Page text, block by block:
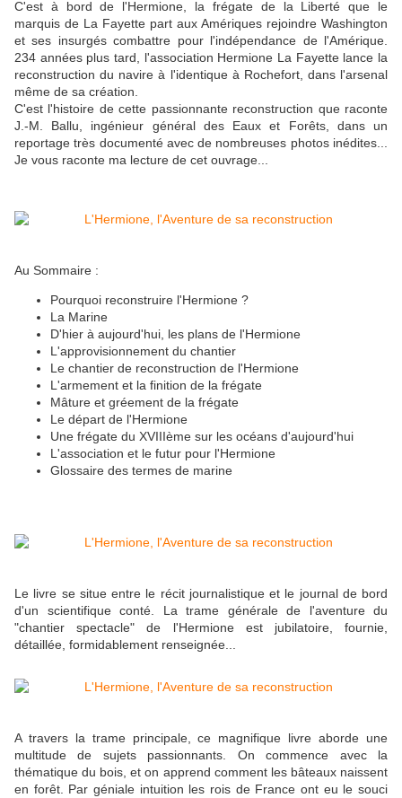
C'est à bord de l'Hermione, la frégate de la Liberté que le
marquis de La Fayette part aux Amériques rejoindre Washington
et ses insurgés combattre pour l'indépendance de l'Amérique.
234 années plus tard, l'association Hermione La Fayette lance la
reconstruction du navire à l'identique à Rochefort, dans l'arsenal
même de sa création.
C'est l'histoire de cette passionnante reconstruction que raconte
J.-M. Ballu, ingénieur général des Eaux et Forêts, dans un
reportage très documenté avec de nombreuses photos inédites...
Je vous raconte ma lecture de cet ouvrage...
Au Sommaire :
Pourquoi reconstruire l'Hermione ?
La Marine
D'hier à aujourd'hui, les plans de l'Hermione
L'approvisionnement du chantier
Le chantier de reconstruction de l'Hermione
L'armement et la finition de la frégate
Mâture et gréement de la frégate
Le départ de l'Hermione
Une frégate du XVIIIème sur les océans d'aujourd'hui
L'association et le futur pour l'Hermione
Glossaire des termes de marine
Le livre se situe entre le récit journalistique et le journal de bord
d'un scientifique conté. La trame générale de l'aventure du
"chantier spectacle" de l'Hermione est jubilatoire, fournie,
détaillée, formidablement renseignée...
A travers la trame principale, ce magnifique livre aborde une
multitude de sujets passionnants. On commence avec la
thématique du bois, et on apprend comment les bâteaux naissent
en forêt. Par géniale intuition les rois de France ont eu le souci